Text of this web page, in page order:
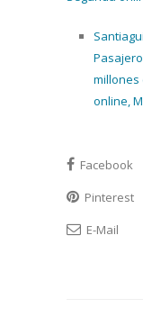
millones
online,
Facebook
Pinterest
E-Mail